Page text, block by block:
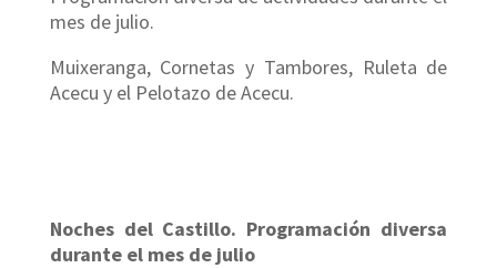
mes de julio.
Muixeranga, Cornetas y Tambores, Ruleta de
Acecu y el Pelotazo de Acecu.
Noches del Castillo. Programación diversa
durante el mes de julio